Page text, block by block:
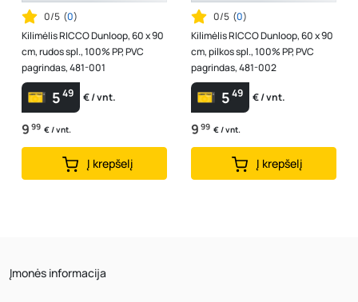
0/5 (0)
Kilimėlis RICCO Dunloop, 60 x 90
cm, rudos spl., 100% PP, PVC
pagrindas, 481-001
549 € / vnt.
9 99 € / vnt.
Į krepšelį
0/5 (0)
Kilimėlis RICCO Dunloop, 60 x 90
cm, pilkos spl., 100% PP, PVC
pagrindas, 481-002
549 € / vnt.
9 99 € / vnt.
Į krepšelį
Įmonės informacija